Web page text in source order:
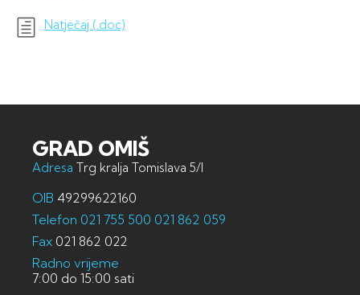
Natječaj (.doc)
GRAD OMIŠ
Adresa Trg kralja Tomislava 5/I
OIB 49299622160
Telefon 021 755 500 021 862 059
Fax 021 862 022
Radno vrijeme
7:00 do 15:00 sati